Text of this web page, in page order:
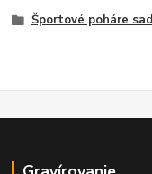
Športové poháre